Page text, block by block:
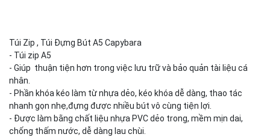
Túi Zip , Túi Đựng Bút A5 Capybara
- Túi zip A5
- Giúp thuận tiện hơn trong việc lưu trữ và bảo quản tài liệu cá
nhân.
- Phần khóa kéo làm từ nhựa dẻo, kéo khóa dễ dàng, thao tác
nhanh gọn nhẹ,đựng được nhiều bút vô cùng tiện lợi.
- Được làm bằng chất liệu nhựa PVC dẻo trong, mềm mịn dai,
chống thấm nước, dễ dàng lau chùi.